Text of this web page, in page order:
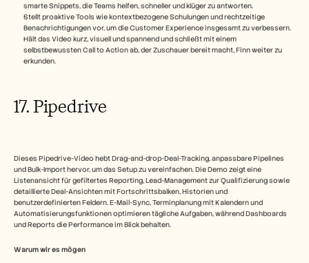
smarte Snippets, die Teams helfen, schneller und klüger zu antworten.
Stellt proaktive Tools wie kontextbezogene Schulungen und rechtzeitige
Benachrichtigungen vor, um die Customer Experience insgesamt zu verbessern.
Hält das Video kurz, visuell und spannend und schließt mit einem
selbstbewussten Call to Action ab, der Zuschauer bereit macht, Finn weiter zu
erkunden.
17. Pipedrive
Dieses Pipedrive-Video hebt Drag-and-drop-Deal-Tracking, anpassbare Pipelines
und Bulk-Import hervor, um das Setup zu vereinfachen. Die Demo zeigt eine
Listenansicht für gefiltertes Reporting, Lead-Management zur Qualifizierung sowie
detaillierte Deal-Ansichten mit Fortschrittsbalken, Historien und
benutzerdefinierten Feldern. E-Mail-Sync, Terminplanung mit Kalendern und
Automatisierungsfunktionen optimieren tägliche Aufgaben, während Dashboards
und Reports die Performance im Blick behalten.
Warum wir es mögen